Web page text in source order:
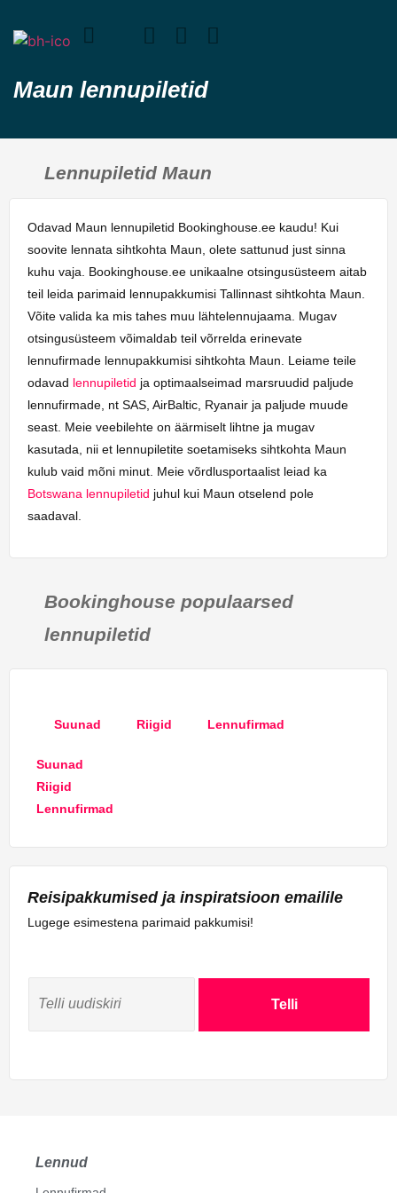
Maun lennupiletid
Lennupiletid Maun
Odavad Maun lennupiletid Bookinghouse.ee kaudu! Kui
soovite lennata sihtkohta Maun, olete sattunud just sinna
kuhu vaja. Bookinghouse.ee unikaalne otsingusüsteem aitab
teil leida parimaid lennupakkumisi Tallinnast sihtkohta Maun.
Võite valida ka mis tahes muu lähtelennujaama. Mugav
otsingusüsteem võimaldab teil võrrelda erinevate
lennufirmade lennupakkumisi sihtkohta Maun. Leiame teile
odavad lennupiletid ja optimaalseimad marsruudid paljude
lennufirmade, nt SAS, AirBaltic, Ryanair ja paljude muude
seast. Meie veebilehte on äärmiselt lihtne ja mugav
kasutada, nii et lennupiletite soetamiseks sihtkohta Maun
kulub vaid mõni minut. Meie võrdlusportaalist leiad ka
Botswana lennupiletid juhul kui Maun otselend pole
saadaval.
Bookinghouse populaarsed
lennupiletid
Suunad Riigid Lennufirmad
Suunad
Riigid
Lennufirmad
Reisipakkumised ja inspiratsioon emailile
Lugege esimestena parimaid pakkumisi!
Telli
Lennud